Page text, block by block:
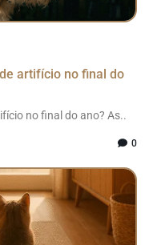
artifício no final do
no final do ano? As..
0